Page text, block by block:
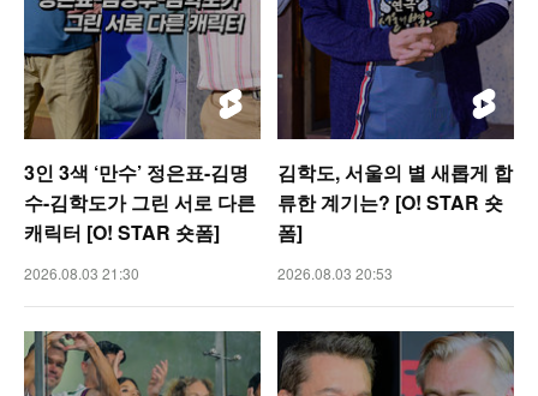
3인 3색 ‘만수’ 정은표-김명
수-김학도가 그린 서로 다른
캐릭터 [O! STAR 숏폼]
2026.08.03 21:30
김학도, 서울의 별 새롭게 합
류한 계기는? [O! STAR 숏
폼]
2026.08.03 20:53